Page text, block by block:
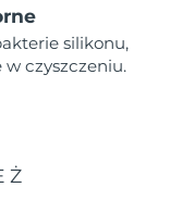
silikonu,
w czyszczeniu.